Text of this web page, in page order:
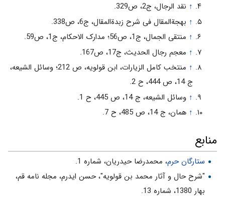
↑ نقد الرجال، ج2، ص329.
↑ بهجةالمقال فی شرح زبدةالمقال، ج6، ص338.
↑ منتقی الجمال، ج1، ص56؛ مدارک الاحکام، ج1، ص59.
↑ معجم رجال الحدیث، ج17، ص167.
↑
منتخب کامل الزیارات، ابن قولویه، ص 212؛ وسائل الشیعه،
ج 14، ص 444، ح 2.
↑ وسائل الشیعه، ج 14، ص 445، ح 1.
↑ همان، ج 14، ص 485، ح 7.
منابع
ستارگان حرم، محمدرضا حیدریان، شماره 1.
"شرح حال و آثار محمد بن قولویه"، حسن ایدرم، مجله نامه قم،
بهار 1380، شماره 13.